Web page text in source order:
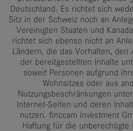
Deutschland. Es richtet sich
Sitz in der Schweiz noch an
Vereinigten Staaten und
richtet sich ebenso nicht an
Ländern, die das Vorhalten, den
der bereitgestellten Inhalte
soweit Personen aufgrund
Wohnsitzes oder aus
Nutzungsbeschränkungen
Internet-Seiten und deren
nutzen. finccam investment
Haftung für die unberechtigte